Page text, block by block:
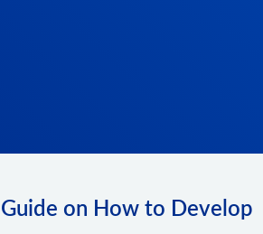
on How to Develop